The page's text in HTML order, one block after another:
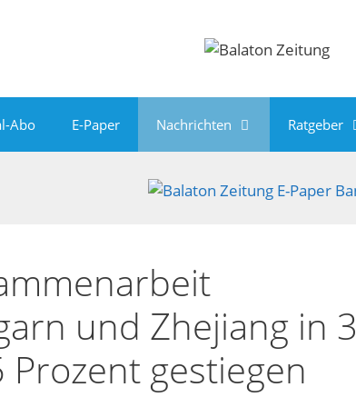
Abo E-Paper Nachrichten Ratgeber
und Zhejiang in 3
Prozent gestiegen